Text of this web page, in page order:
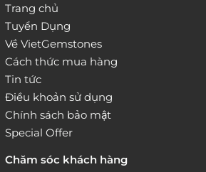
Trang chủ
Tuyển Dụng
Về VietGemstones
Cách thức mua hàng
Tin tức
Điều khoản sử dụng
Chính sách bảo mật
Special Offer
Chăm sóc khách hàng